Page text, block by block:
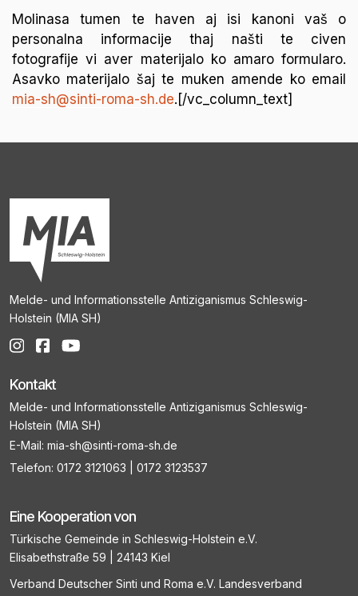
Molinasa tumen te haven aj isi kanoni vaš o
personalna informacije thaj našti te civen
fotografije vi aver materijalo ko amaro formularo.
Asavko materijalo šaj te muken amende ko email
mia-sh@sinti-roma-sh.de.[/vc_column_text]
Melde- und Informationsstelle Antiziganismus Schleswig-
Holstein (MIA SH)
Kontakt
Melde- und Informationsstelle Antiziganismus Schleswig-
Holstein (MIA SH)
E-Mail: mia-sh@sinti-roma-sh.de
Telefon: 0172 3121063 0172 3123537
Eine Kooperation von
Türkische Gemeinde in Schleswig-Holstein e.V.
Elisabethstraße 59 | 24143 Kiel
Verband Deutscher Sinti und Roma e.V. Landesverband